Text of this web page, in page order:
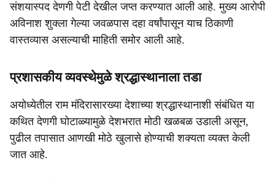
संशयास्पद देणगी पेटी देखील जप्त करण्यात आली आहे. मुख्य आरोपी
अविनाश शुक्ला गेल्या जवळपास दहा वर्षांपासून याच ठिकाणी
वास्तव्यास असल्याची माहिती समोर आली आहे.
प्रशासकीय व्यवस्थेमुळे श्रद्धास्थानाला तडा
अयोध्येतील राम मंदिरासारख्या देशाच्या श्रद्धास्थानाशी संबंधित या
कथित देणगी घोटाळ्यामुळे देशभरात मोठी खळबळ उडाली असून,
पुढील तपासात आणखी मोठे खुलासे होण्याची शक्यता व्यक्त केली
जात आहे.